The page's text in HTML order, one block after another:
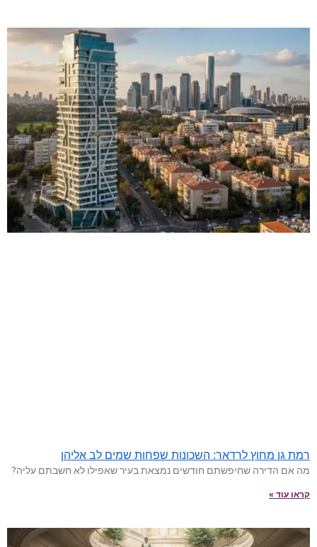
רמת גן מחוץ לרדאר: השכונות שפחות שמים לב אליהן
מה אם הדירה שחיפשתם חודשים נמצאת בעיר שאפילו לא חשבתם עליה?
קראו עוד »